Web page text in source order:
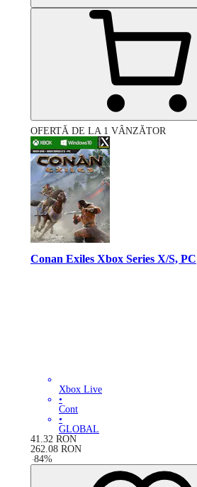
OFERTĂ DE LA 1 VÂNZĂTOR
Conan Exiles Xbox Series X/S, PC
Xbox Live
•
Cont
•
GLOBAL
41.32 RON
262.08 RON
-84%